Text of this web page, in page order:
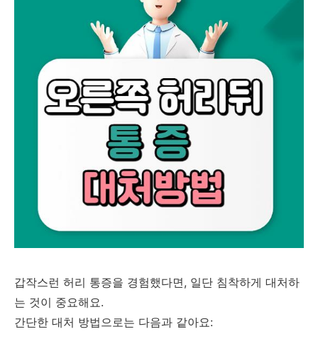
갑작스런 허리 통증을 경험했다면, 일단 침착하게 대처하
는 것이 중요해요.
간단한 대처 방법으로는 다음과 같아요: